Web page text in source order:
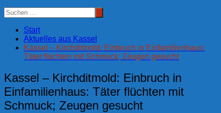
Start
Aktuelles aus Kassel
Kassel – Kirchditmold: Einbruch in Einfamilienhaus:
Täter flüchten mit Schmuck; Zeugen gesucht
Kassel – Kirchditmold: Einbruch in
Einfamilienhaus: Täter flüchten mit
Schmuck; Zeugen gesucht